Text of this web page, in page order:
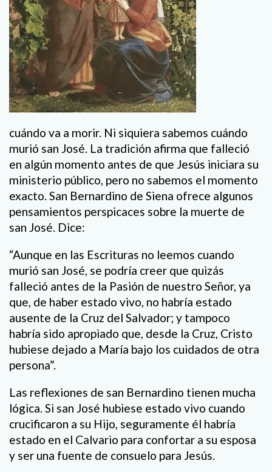
cuándo va a morir. Ni siquiera sabemos cuándo
murió san José. La tradición afirma que falleció
en algún momento antes de que Jesús iniciara su
ministerio público, pero no sabemos el momento
exacto. San Bernardino de Siena ofrece algunos
pensamientos perspicaces sobre la muerte de
san José. Dice:
“Aunque en las Escrituras no leemos cuando
murió san José, se podría creer que quizás
falleció antes de la Pasión de nuestro Señor, ya
que, de haber estado vivo, no habría estado
ausente de la Cruz del Salvador; y tampoco
habría sido apropiado que, desde la Cruz, Cristo
hubiese dejado a María bajo los cuidados de otra
persona”.
Las reflexiones de san Bernardino tienen mucha
lógica. Si san José hubiese estado vivo cuando
crucificaron a su Hijo, seguramente él habría
estado en el Calvario para confortar a su esposa
y ser una fuente de consuelo para Jesús.